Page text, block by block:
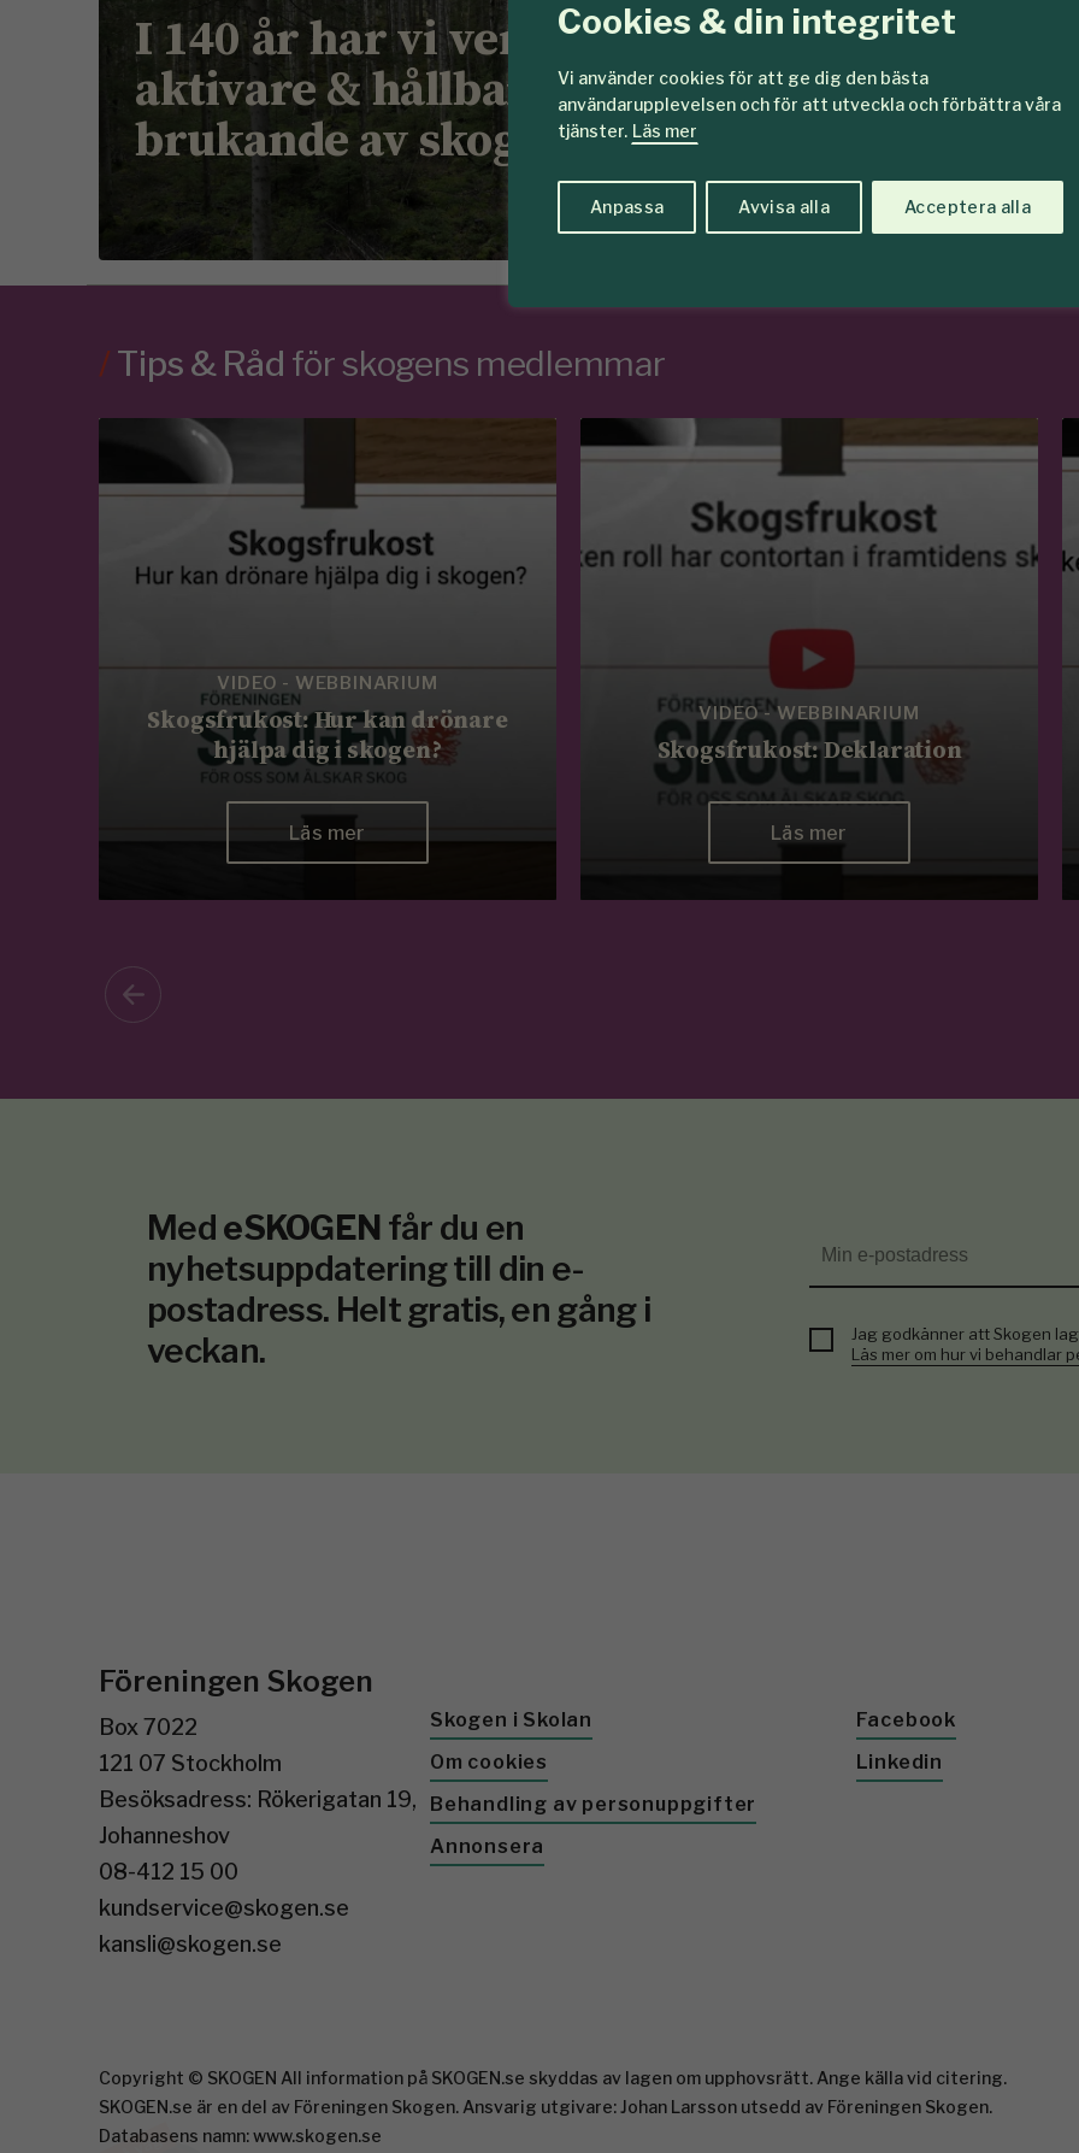
Cookies & din integritet
Vi använder cookies för att ge dig den bästa
användarupplevelsen och för att utveckla och förbättra våra
tjänster. Läs mer
Anpassa Avvisa alla Acceptera alla
I 140 år har vi verkat för
aktivare & hållbarare
brukande av skogen
Det här vill vi
/ Tips & Råd för skogens medlemmar
VIDEO - WEBBINARIUM
Skogsfrukost: Hur kan drönare
hjälpa dig i skogen?
Läs mer
VIDEO - WEBBINARIUM
Skogsfrukost: Deklaration
Läs mer
Med eSKOGEN får du en
nyhetsuppdatering till din e-
postadress. Helt gratis, en gång i
veckan.
Jag godkänner att Skogen
Läs mer om hur vi behandlar
Föreningen Skogen
Box 7022
121 07 Stockholm
Besöksadress: Rökerigatan 19,
Johanneshov
08-412 15 00
kundservice@skogen.se
kansli@skogen.se
Skogen i Skolan
Om cookies
Behandling av personuppgifter
Annonsera
Facebook
Linkedin
Copyright © SKOGEN All information på SKOGEN.se skyddas av lagen om upphovsrätt. Ange källa vid citering.
SKOGEN.se är en del av Föreningen Skogen. Ansvarig utgivare: Johan Larsson utsedd av Föreningen Skogen.
Databasens namn: www.skogen.se